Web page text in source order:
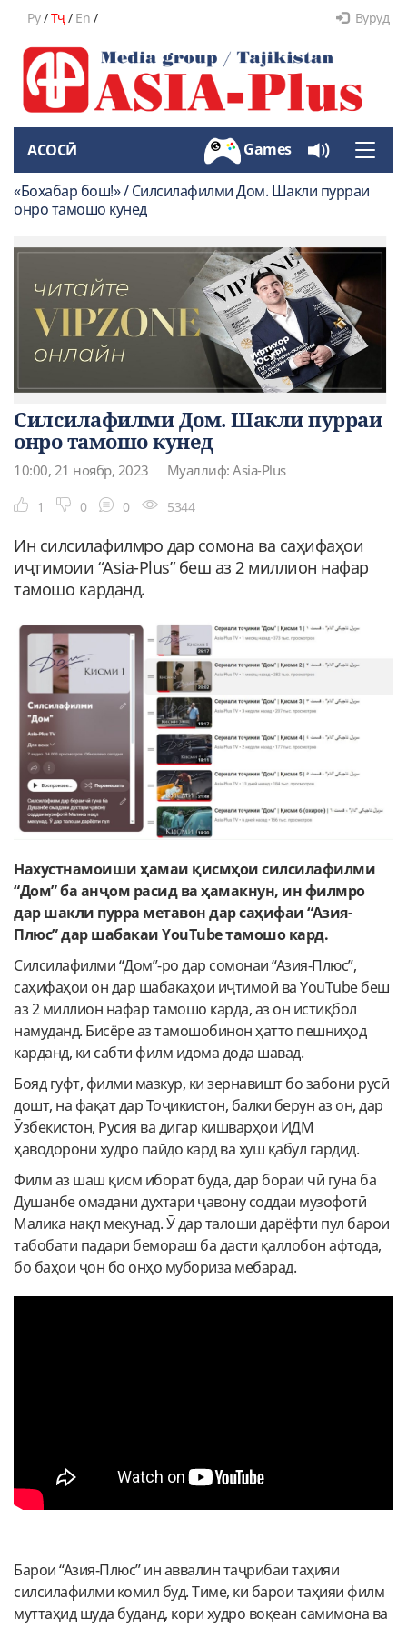
Ру/Тҷ/ En / Вуруд
Toggle
АСОСӢ Games
«Бохабар бош!» / Силсилафилми Дом. Шакли пурраи
онро тамошо кунед
Силсилафилми Дом. Шакли пурраи
онро тамошо кунед
10:00, 21 ноябр, 2023 Муаллиф: Asia-Plus
1 0 0 5344
Ин силсилафилмро дар сомона ва саҳифаҳои
иҷтимоии “Asia-Plus” беш аз 2 миллион нафар
тамошо карданд.
Нахустнамоиши ҳамаи қисмҳои силсилафилми
“Дом” ба анҷом расид ва ҳамакнун, ин филмро
дар шакли пурра метавон дар саҳифаи “Азия-
Плюс” дар шабакаи YouTube тамошо кард.
Силсилафилми “Дом”-ро дар сомонаи “Азия-Плюс”,
саҳифаҳои он дар шабакаҳои иҷтимоӣ ва YouTube беш
аз 2 миллион нафар тамошо карда, аз он истиқбол
намуданд. Бисёре аз тамошобинон ҳатто пешниҳод
карданд, ки сабти филм идома дода шавад.
Бояд гуфт, филми мазкур, ки зернавишт бо забони русӣ
дошт, на фақат дар Тоҷикистон, балки берун аз он, дар
Ӯзбекистон, Русия ва дигар кишварҳои ИДМ
ҳаводорони худро пайдо кард ва хуш қабул гардид.
Филм аз шаш қисм иборат буда, дар бораи чӣ гуна ба
Душанбе омадани духтари ҷавону соддаи музофотӣ
Малика нақл мекунад. Ӯ дар талоши дарёфти пул барои
табобати падари бемораш ба дасти қаллобон афтода,
бо баҳои ҷон бо онҳо мубориза мебарад.
Барои “Азия-Плюс” ин аввалин таҷрибаи таҳияи
силсилафилми комил буд. Тиме, ки барои таҳияи филм
муттаҳид шуда буданд, кори худро воқеан самимона ва